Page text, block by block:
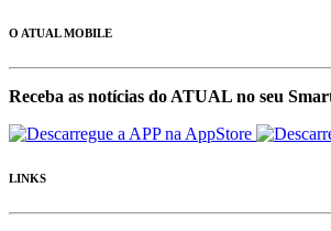
O ATUAL MOBILE
Receba as notícias do ATUAL no seu
LINKS